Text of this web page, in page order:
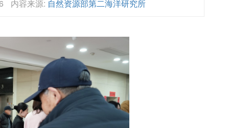
内容来源: 自然资源部第二海洋研究所